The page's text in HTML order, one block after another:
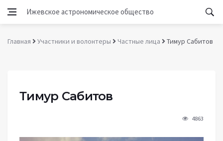
Ижевское астрономическое общество
Главная Участники и волонтеры Частные лица Тимур Сабитов
Тимур Сабитов
4863